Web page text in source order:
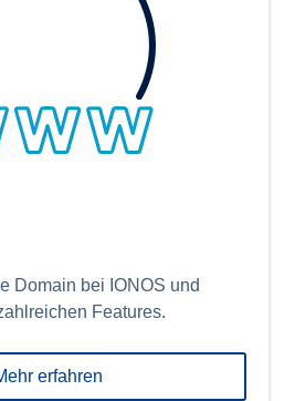
Domain bei IONOS und
Features.
erfahren